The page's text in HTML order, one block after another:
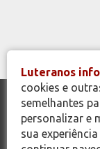
© Copyright 2026 -
Evangélica de
Luteranos
cookies e
semelhantes
personalizar e
sua